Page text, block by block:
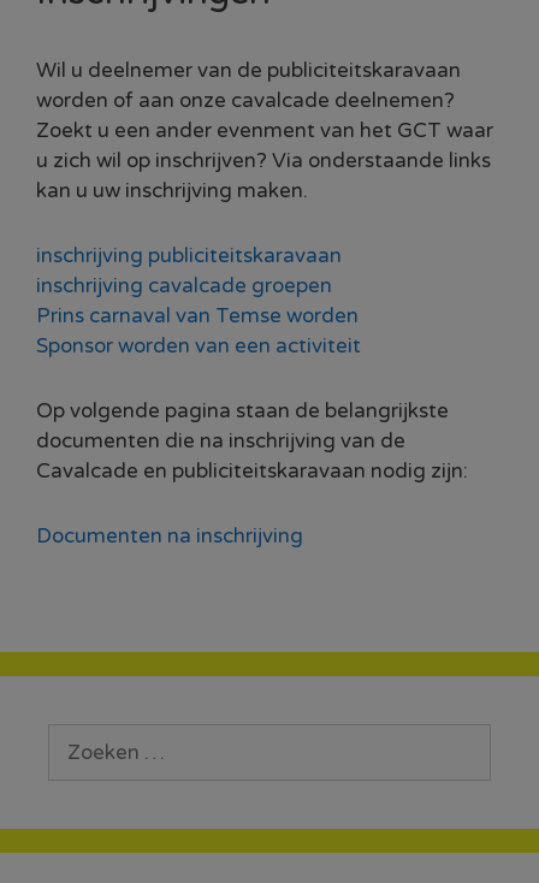
Wil u deelnemer van de publiciteitskaravaan
worden of aan onze cavalcade deelnemen?
Zoekt u een ander evenment van het GCT waar
u zich wil op inschrijven? Via onderstaande links
kan u uw inschrijving maken.
inschrijving publiciteitskaravaan
inschrijving cavalcade groepen
Prins carnaval van Temse worden
Sponsor worden van een activiteit
Op volgende pagina staan de belangrijkste
documenten die na inschrijving van de
Cavalcade en publiciteitskaravaan nodig zijn:
Documenten na inschrijving
naar: